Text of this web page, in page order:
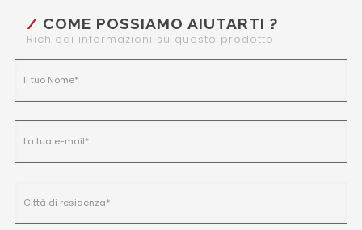
COME POSSIAMO AIUTARTI ?
Richiedi informazioni su questo prodotto